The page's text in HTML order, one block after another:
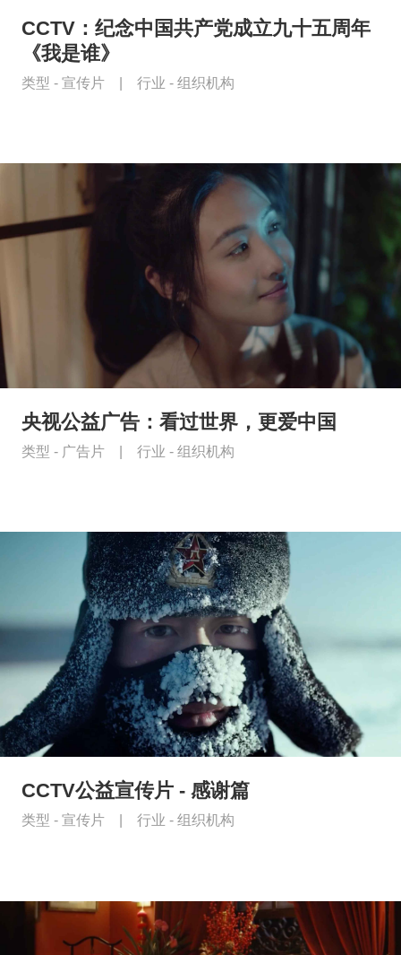
CCTV：纪念中国共产党成立九十五周年
《我是谁》
类型 - 宣传片 行业 - 组织机构
央视公益广告：看过世界，更爱中国
类型 - 广告片 行业 - 组织机构
CCTV公益宣传片 - 感谢篇
类型 - 宣传片 行业 - 组织机构